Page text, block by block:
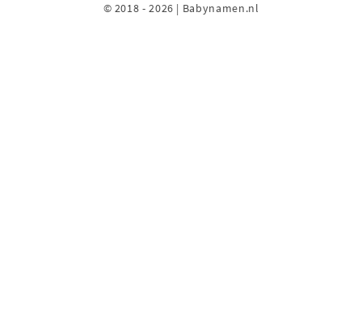
© 2018 - 2026 | Babynamen.nl